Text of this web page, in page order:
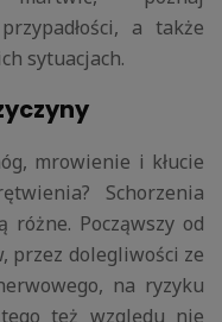
a także
sytuacjach.
mrowienie i kłucie
Schorzenia
różne. Począwszy od
przez dolegliwości ze
na ryzyku
też względu nie